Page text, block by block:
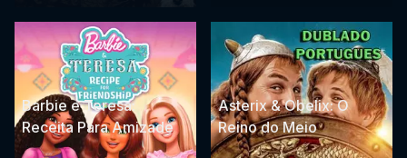
Barbie e Teresa:
Receita Para Amizade
Asterix & Obelix: O
Reino do Meio